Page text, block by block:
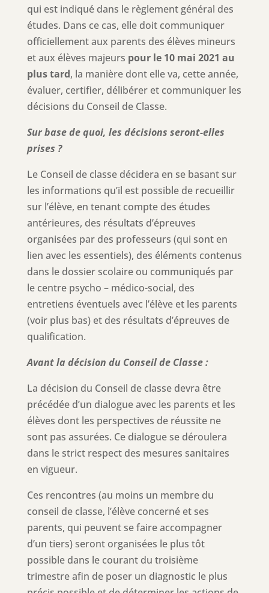
qui est indiqué dans le règlement général des
études. Dans ce cas, elle doit communiquer
officiellement aux parents des élèves mineurs
et aux élèves majeurs pour le 10 mai 2021 au
plus tard, la manière dont elle va, cette année,
évaluer, certifier, délibérer et communiquer les
décisions du Conseil de Classe.
Sur base de quoi, les décisions seront-elles
prises ?
Le Conseil de classe décidera en se basant sur
les informations qu’il est possible de recueillir
sur l’élève, en tenant compte des études
antérieures, des résultats d’épreuves
organisées par des professeurs (qui sont en
lien avec les essentiels), des éléments contenus
dans le dossier scolaire ou communiqués par
le centre psycho – médico-social, des
entretiens éventuels avec l’élève et les parents
(voir plus bas) et des résultats d’épreuves de
qualification.
Avant la décision du Conseil de Classe :
La décision du Conseil de classe devra être
précédée d’un dialogue avec les parents et les
élèves dont les perspectives de réussite ne
sont pas assurées. Ce dialogue se déroulera
dans le strict respect des mesures sanitaires
en vigueur.
Ces rencontres (au moins un membre du
conseil de classe, l’élève concerné et ses
parents, qui peuvent se faire accompagner
d’un tiers) seront organisées le plus tôt
possible dans le courant du troisième
trimestre afin de poser un diagnostic le plus